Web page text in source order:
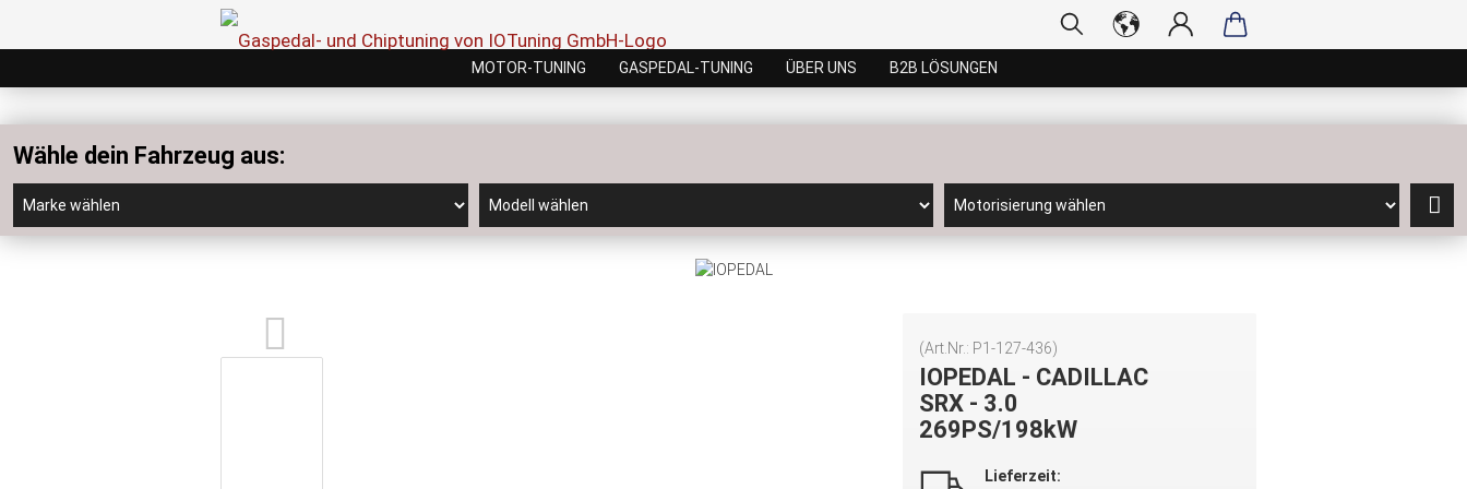
MOTOR-TUNING GASPEDAL-TUNING ÜBER UNS B2B LÖSUNGEN
Wähle dein Fahrzeug aus:
(Art.Nr.: P1-127-436)
IOPEDAL - CADILLAC
SRX - 3.0
269PS/198kW
Lieferzeit: